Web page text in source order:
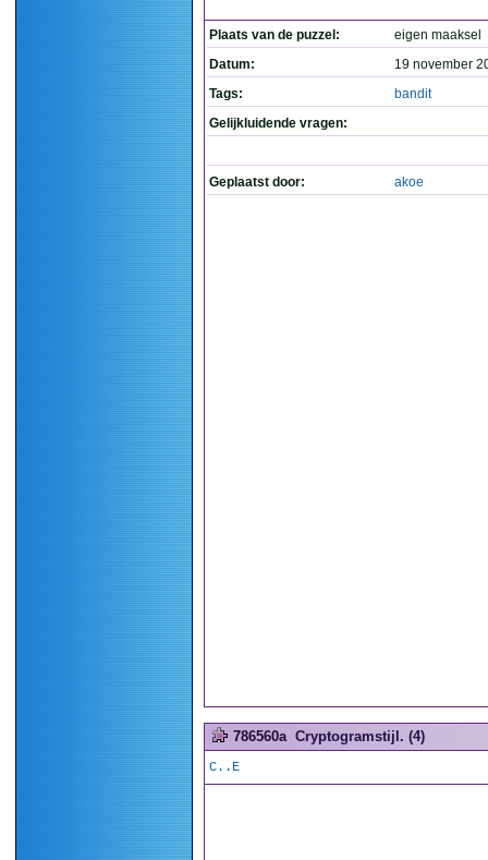
Plaats van de puzzel:
eigen maaksel
Datum:
19 november
Tags:
bandit
Gelijkluidende vragen:
Geplaatst door: akoe
786560a Cryptogramstijl. (4)
C..E